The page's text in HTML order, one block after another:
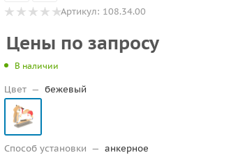
Артикул: 108.34.00
Цены по запросу
В наличии
Цвет — бежевый
Способ установки — анкерное